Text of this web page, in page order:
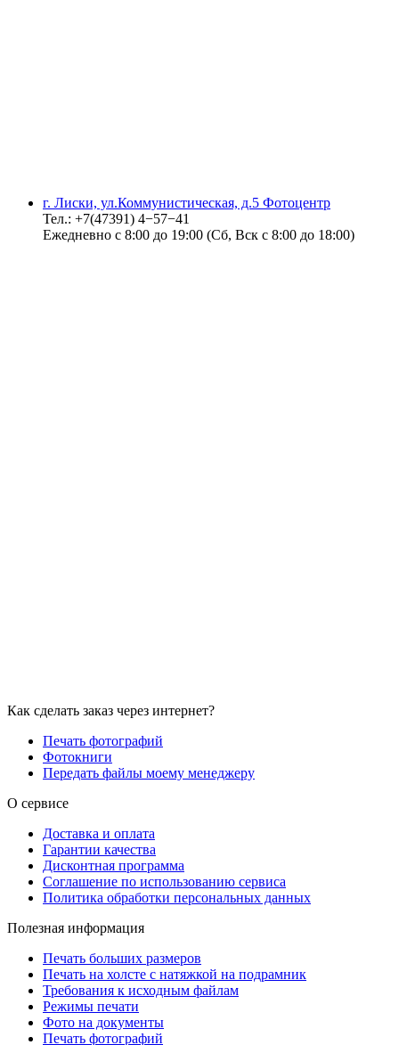
г. Лиски, ул.Коммунистическая, д.5 Фотоцентр
Тел.: +7(47391) 4−57−41
Ежедневно с 8:00 до 19:00 (Сб, Вск с 8:00 до 18:00)
Как сделать заказ через интернет?
Печать фотографий
Фотокниги
Передать файлы моему менеджеру
О сервисе
Доставка и оплата
Гарантии качества
Дисконтная программа
Соглашение по использованию сервиса
Политика обработки персональных данных
Полезная информация
Печать больших размеров
Печать на холсте c натяжкой на подрамник
Требования к исходным файлам
Режимы печати
Фото на документы
Печать фотографий